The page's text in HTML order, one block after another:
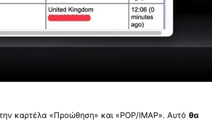
καρτέλα «Προώθηση» και «POP/IMAP». Αυτό θα